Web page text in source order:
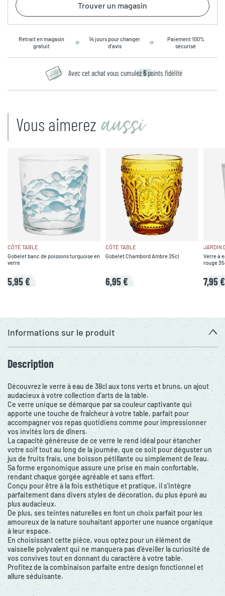
Trouver un magasin
Retrait en magasin
gratuit
14 jours pour changer
d’avis
Paiement 100%
sécurisé
Avec cet achat vous cumulez6 points fidélité
Vous aimerez aussi
CÔTÉ TABLE
Gobelet banc de poissons turquoise en
verre
5,95 €
CÔTÉ TABLE
Gobelet Chambord Ambre 25cl
6,95 €
JARDIN
Verre à
rouge
7,95 €
Informations sur le produit
Description
Découvrez le verre à eau de 38cl aux tons verts et bruns, un ajout
audacieux à votre collection d'arts de la table.
Ce verre unique se démarque par sa couleur captivante qui
apporte une touche de fraîcheur à votre table, parfait pour
accompagner vos repas quotidiens comme pour impressionner
vos invités lors de dîners.
La capacité généreuse de ce verre le rend idéal pour étancher
votre soif tout au long de la journée, que ce soit pour déguster un
jus de fruits frais, une boisson pétillante ou simplement de l'eau.
Sa forme ergonomique assure une prise en main confortable,
rendant chaque gorgée agréable et sans effort.
Conçu pour être à la fois esthétique et pratique, il s'intègre
parfaitement dans divers styles de décoration, du plus épuré au
plus audacieux.
De plus, ses teintes naturelles en font un choix parfait pour les
amoureux de la nature souhaitant apporter une nuance organique
à leur espace.
En choisissant cette pièce, vous optez pour un élément de
vaisselle polyvalent qui ne manquera pas d'éveiller la curiosité de
vos convives tout en donnant du caractère à votre table.
Profitez de la combinaison parfaite entre design fonctionnel et
allure séduisante.